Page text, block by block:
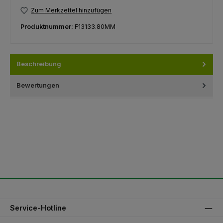
Zum Merkzettel hinzufügen
Produktnummer: F13133.80MM
Beschreibung
Bewertungen
Service-Hotline